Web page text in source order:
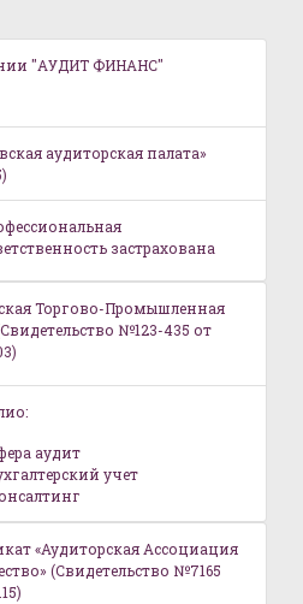
"АУДИТ ФИНАНС"
аудиторская палата»
застрахована
Торгово-Промышленная
№123-435 от
аудит
учет
«Аудиторская Ассоциация
(Свидетельство №7165